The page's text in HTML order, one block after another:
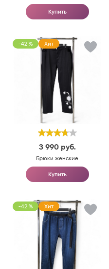
Купить
-42 % Хит
3 990 руб.
Брюки женские
Купить
-42 % Хит